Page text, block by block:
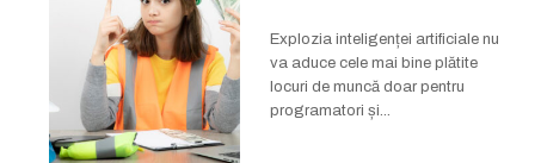
meseriașii. Cine va
câștiga salarii...
Explozia inteligenței artificiale nu
va aduce cele mai bine plătite
locuri de muncă doar pentru
programatori și...